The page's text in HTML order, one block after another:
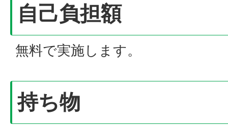
自己負担額
無料で実施します。
持ち物